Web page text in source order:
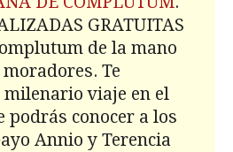
GRATUITAS
de la mano
Te
viaje en el
podrás conocer a los
Annio y Terencia